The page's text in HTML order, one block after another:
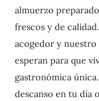
almuerzo
frescos y de
acogedor y nuestro
esperan para que
gastronómica
descanso en tu día